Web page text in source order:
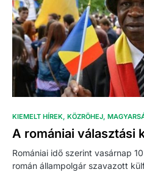
KIEMELT HÍREK KÖZRÖHEJ
A romániai választási
Romániai idő szerint vasárnap
román állampolgár szavazott